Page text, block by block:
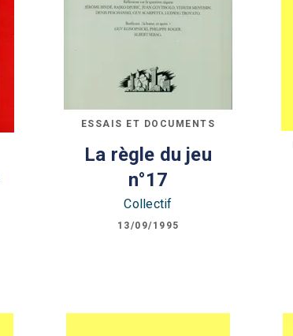
ESSAIS ET DOCUMENTS
La règle du jeu
n°17
Collectif
13/09/1995